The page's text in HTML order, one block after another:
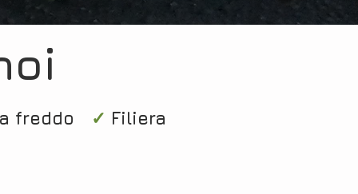
freddo ✓ Filiera